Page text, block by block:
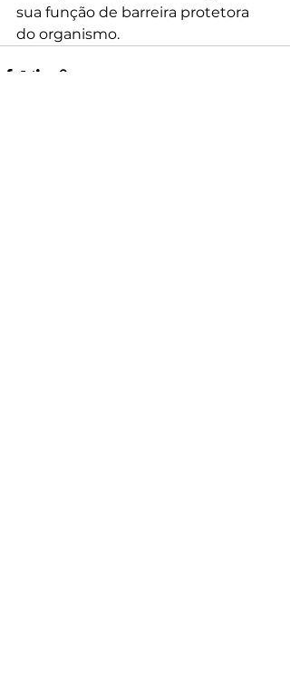
sua função de barreira protetora
do organismo.